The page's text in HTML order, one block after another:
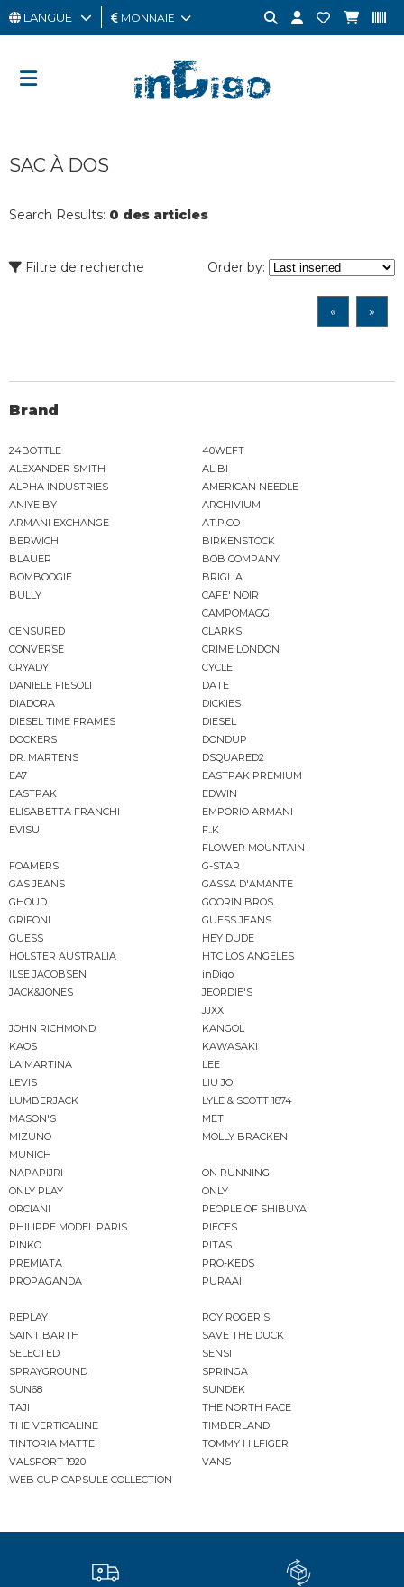
HOMME
CADEAU
LANGUE MONNAIE
SAC À DOS
Search Results: 0 des articles
Filtre de recherche Order by:
« »
Brand
24BOTTLE
40WEFT
ALEXANDER SMITH
ALIBI
ALPHA INDUSTRIES
AMERICAN NEEDLE
ANIYE BY
ARCHIVIUM
ARMANI EXCHANGE
AT.P.CO
BERWICH
BIRKENSTOCK
BLAUER
BOB COMPANY
BOMBOOGIE
BRIGLIA
BULLY
CAFE' NOIR
CAMPOMAGGI
CENSURED
CLARKS
CONVERSE
CRIME LONDON
CRYADY
CYCLE
DANIELE FIESOLI
DATE
DIADORA
DICKIES
DIESEL TIME FRAMES
DIESEL
DOCKERS
DONDUP
DR. MARTENS
DSQUARED2
EA7
EASTPAK PREMIUM
EASTPAK
EDWIN
ELISABETTA FRANCHI
EMPORIO ARMANI
EVISU
F..K
FLOWER MOUNTAIN
FOAMERS
G-STAR
GAS JEANS
GASSA D'AMANTE
GHOUD
GOORIN BROS.
GRIFONI
GUESS JEANS
GUESS
HEY DUDE
HOLSTER AUSTRALIA
HTC LOS ANGELES
ILSE JACOBSEN
inDigo
JACK&JONES
JEORDIE'S
JJXX
JOHN RICHMOND
KANGOL
KAOS
KAWASAKI
LA MARTINA
LEE
LEVIS
LIU JO
LUMBERJACK
LYLE & SCOTT 1874
MASON'S
MET
MIZUNO
MOLLY BRACKEN
MUNICH
NAPAPIJRI
ON RUNNING
ONLY PLAY
ONLY
ORCIANI
PEOPLE OF SHIBUYA
PHILIPPE MODEL PARIS
PIECES
PINKO
PITAS
PREMIATA
PRO-KEDS
PROPAGANDA
PURAAI
REPLAY
ROY ROGER'S
SAINT BARTH
SAVE THE DUCK
SELECTED
SENSI
SPRAYGROUND
SPRINGA
SUN68
SUNDEK
TAJI
THE NORTH FACE
THE VERTICALINE
TIMBERLAND
TINTORIA MATTEI
TOMMY HILFIGER
VALSPORT 1920
VANS
WEB CUP CAPSULE COLLECTION